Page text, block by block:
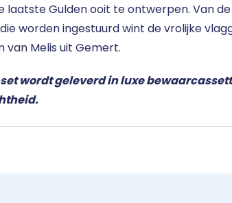
laatste Gulden ooit te ontwerpen. Van
worden ingestuurd wint de vrolijke
van Melis uit Gemert.
wordt geleverd in luxe